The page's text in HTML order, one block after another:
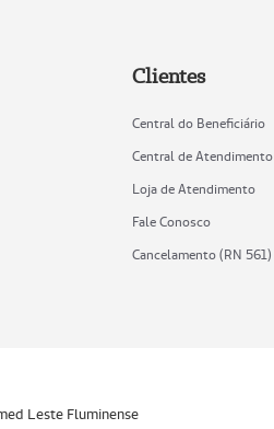
Clientes
Central do Beneficiário
Central de Atendimento
Loja de Atendimento
Fale Conosco
Cancelamento (RN 561)
Leste Fluminense